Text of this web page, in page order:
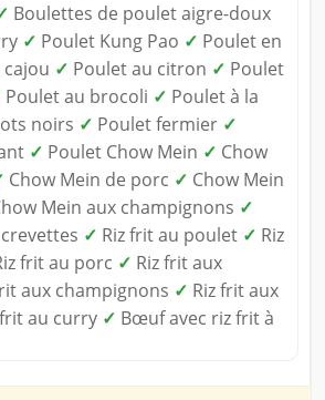
Boulettes de poulet aigre-doux
✓ Poulet Kung Pao ✓ Poulet en
cajou ✓ Poulet au citron ✓ Poulet
Poulet au brocoli ✓ Poulet à la
noirs ✓ Poulet fermier ✓
✓ Poulet Chow Mein ✓ Chow
Chow Mein de porc ✓ Chow Mein
Mein aux champignons ✓
✓ Riz frit au poulet ✓ Riz
frit au porc ✓ Riz frit aux
aux champignons ✓ Riz frit aux
au curry ✓ Bœuf avec riz frit à